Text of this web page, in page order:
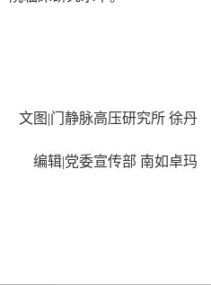
文图|门静脉高压研究所 徐丹
编辑|党委宣传部 南如卓玛